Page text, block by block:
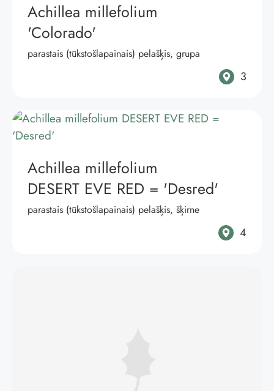
Achillea millefolium
'Colorado'
parastais (tūkstošlapainais) pelašķis, grupa
3
Achillea millefolium
DESERT EVE RED = 'Desred'
parastais (tūkstošlapainais) pelašķis, šķirne
4